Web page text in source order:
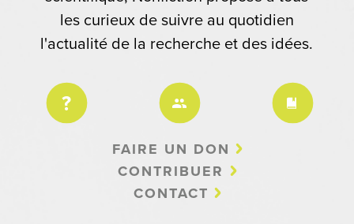
les curieux de suivre au quotidien
l'actualité de la recherche et des idées.
FAIRE UN DON
CONTRIBUER
CONTACT